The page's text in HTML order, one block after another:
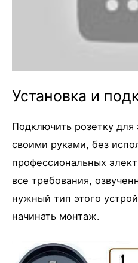
Установка и
Подключить розетку
своими руками, без
профессиональных
все требования,
нужный тип этого
начинать монтаж.